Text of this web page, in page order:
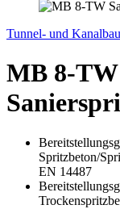
Tunnel- und Kanalbau
MB 8-TW
Spritzbeton/
EN 14487